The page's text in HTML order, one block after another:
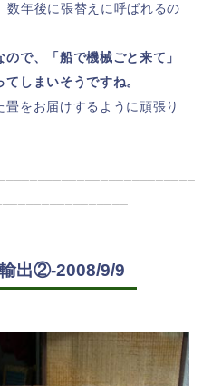
数年後に張替えに呼ばれるの
で、「船で機械ごと来て」
しまいそうですね。
をお届けするように頑張り
出②-2008/9/9